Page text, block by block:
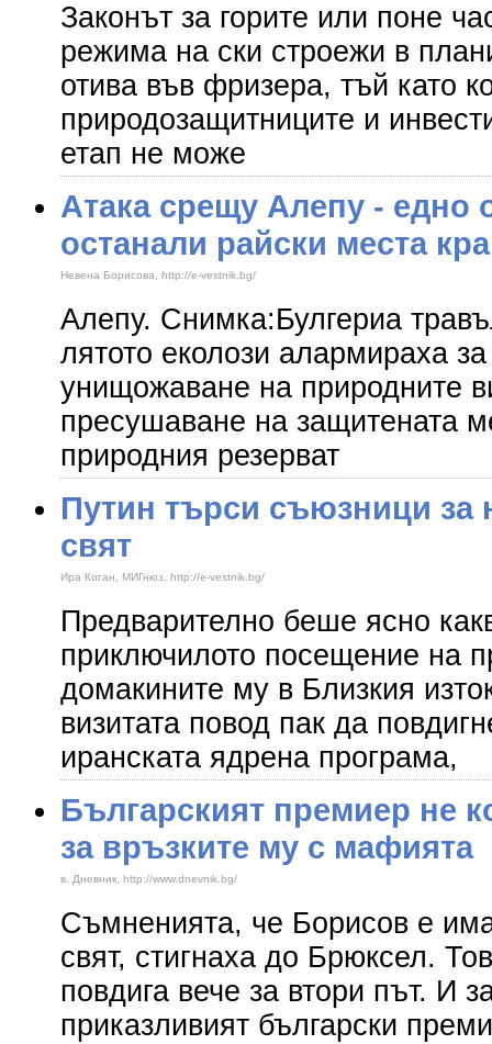
Законът за горите или поне
режима на ски строежи в
отива във фризера, тъй като
природозащитниците и
етап не може
Атака срещу Алепу - едно
останали райски места
Невена Борисова, http://e-vestnik.bg/
Алепу. Снимка:Булгериа
лятото еколози алармираха
унищожаване на природните
пресушаване на защитената
природния резерват
Путин търси съюзници за
свят
Ира Коган, МИГнюз, http://e-vestnik.bg/
Предварително беше ясно
приключилото посещение на
домакините му в Близкия
визитата повод пак да
иранската ядрена програма,
Българският премиер не
за връзките му с мафията
в. Дневник, http://www.dnevnik.bg/
Съмненията, че Борисов е
свят, стигнаха до Брюксел.
повдига вече за втори път. И
приказливият български